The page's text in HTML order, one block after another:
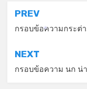
แนะแนว
เรื่อง
PREV
กรอบข้อความกระต่
NEXT
กรอบข้อความ นก น่